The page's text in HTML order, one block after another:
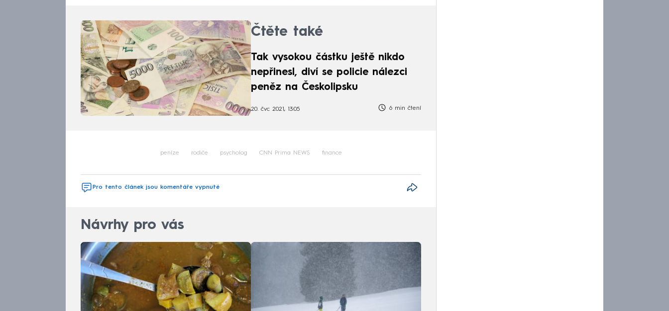
Čtěte také
Tak vysokou částku ještě nikdo
nepřinesl, diví se policie nálezci
peněz na Českolipsku
20. čvc 2021, 13:05 6 min čtení
peníze rodiče psycholog CNN Prima NEWS finance
Pro tento článek jsou komentáře vypnuté
Návrhy pro vás